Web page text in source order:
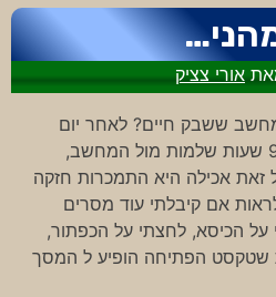
אורי צציק
ששבק חיים? לאחר יום
עבודה סטנדרטי בו ישבתי 9 שעות שלמות מול המחשב,
זאת אכילה היא התמכרות חזקה
אם קיבלתי עוד מסרים
הכיסא, לחצתי על הכפתור,
שטקסט הפתיחה הופיע ל המסך